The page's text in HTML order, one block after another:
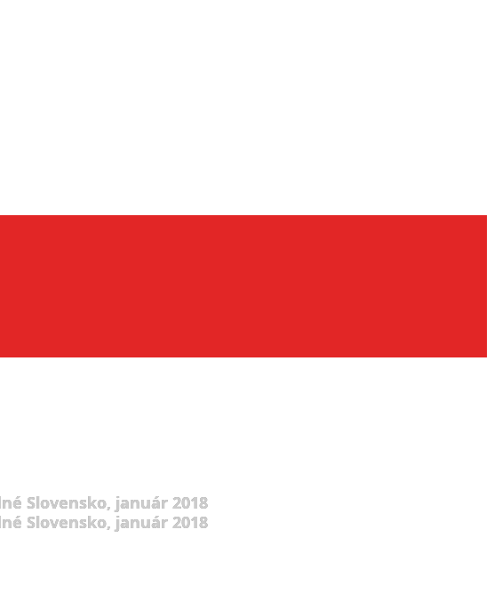
Slovensko, január 2018
Slovensko, január 2018